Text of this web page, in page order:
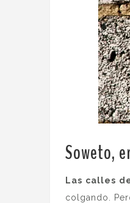
Soweto,
Las calles
colgando.